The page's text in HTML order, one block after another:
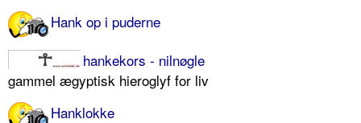
Hank op i puderne
hankekors - nilnøgle
gammel ægyptisk hieroglyf for liv
Hanklokke